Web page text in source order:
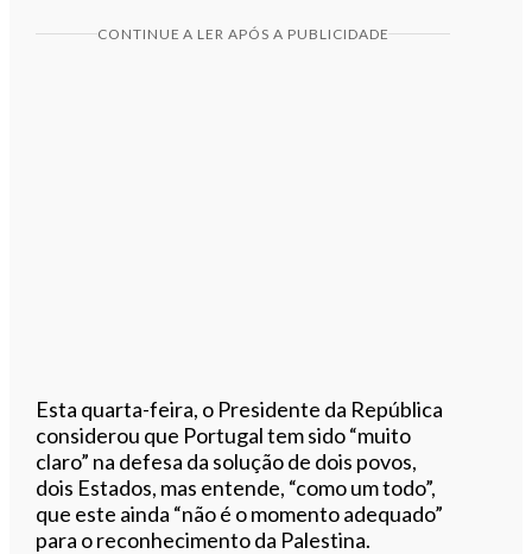
CONTINUE A LER APÓS A PUBLICIDADE
Esta quarta-feira, o Presidente da República
considerou que Portugal tem sido “muito
claro” na defesa da solução de dois povos,
dois Estados, mas entende, “como um todo”,
que este ainda “não é o momento adequado”
para o reconhecimento da Palestina.